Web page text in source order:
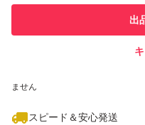
ません
スピード＆安心発送
出